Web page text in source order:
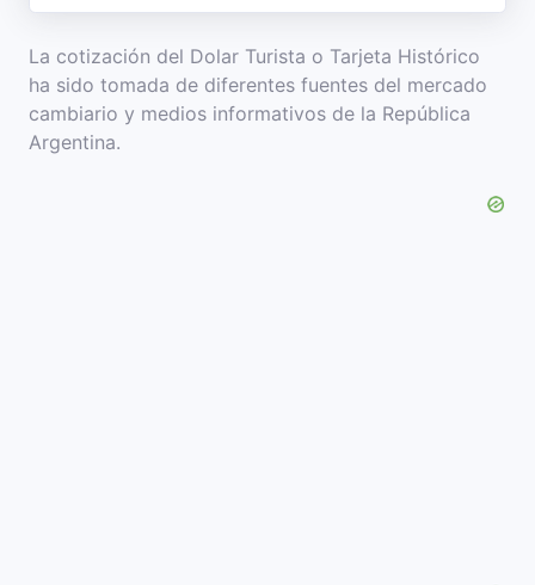
La cotización del Dolar Turista o Tarjeta Histórico
ha sido tomada de diferentes fuentes del mercado
cambiario y medios informativos de la República
Argentina.